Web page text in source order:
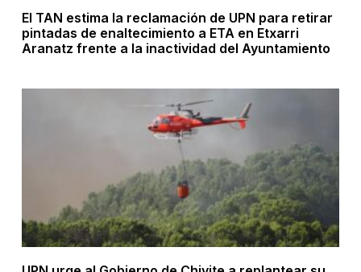
El TAN estima la reclamación de UPN para retirar
pintadas de enaltecimiento a ETA en Etxarri
Aranatz frente a la inactividad del Ayuntamiento